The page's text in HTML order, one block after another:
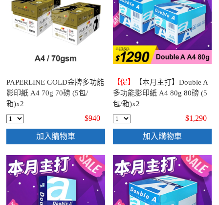
PAPERLINE GOLD金牌多功能
影印紙 A4 70g 70磅 (5包/
箱)x2
$940
加入購物車
【促】
【本月主打】Double A
多功能影印紙 A4 80g 80磅 (5
包/箱)x2
$1,290
加入購物車